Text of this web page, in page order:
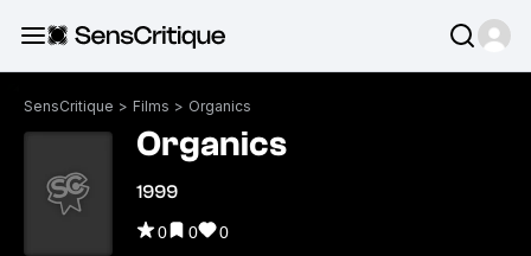
SensCritique > Films > Organics
Organics
1999
0 0 0